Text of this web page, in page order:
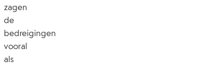
zagen
de
bedreigingen
vooral
als